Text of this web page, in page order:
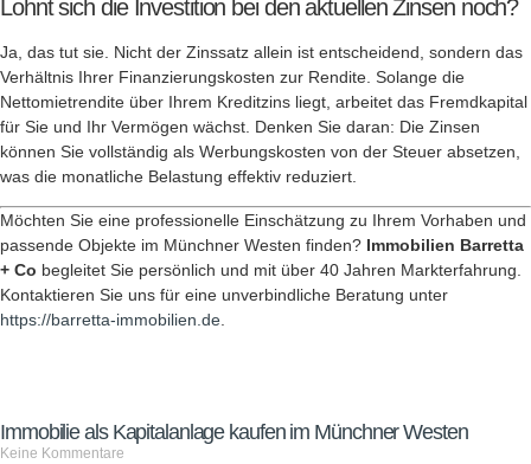
Lohnt sich die Investition bei den aktuellen Zinsen noch?
Ja, das tut sie. Nicht der Zinssatz allein ist entscheidend, sondern das
Verhältnis Ihrer Finanzierungskosten zur Rendite. Solange die
Nettomietrendite über Ihrem Kreditzins liegt, arbeitet das Fremdkapital
für Sie und Ihr Vermögen wächst. Denken Sie daran: Die Zinsen
können Sie vollständig als Werbungskosten von der Steuer absetzen,
was die monatliche Belastung effektiv reduziert.
Möchten Sie eine professionelle Einschätzung zu Ihrem Vorhaben und
passende Objekte im Münchner Westen finden? Immobilien Barretta
+ Co begleitet Sie persönlich und mit über 40 Jahren Markterfahrung.
Kontaktieren Sie uns für eine unverbindliche Beratung unter
https://barretta-immobilien.de
Immobilie als Kapitalanlage kaufen im Münchner Westen
Keine Kommentare